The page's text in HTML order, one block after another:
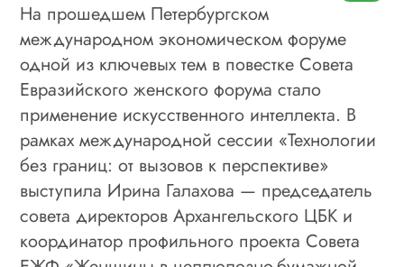
На прошедшем Петербургском
международном экономическом форуме
одной из ключевых тем в повестке Совета
Евразийского женского форума стало
применение искусственного интеллекта. В
рамках международной сессии «Технологии
без границ: от вызовов к перспективе»
выступила Ирина Галахова — председатель
совета директоров Архангельского ЦБК и
координатор профильного проекта Совета